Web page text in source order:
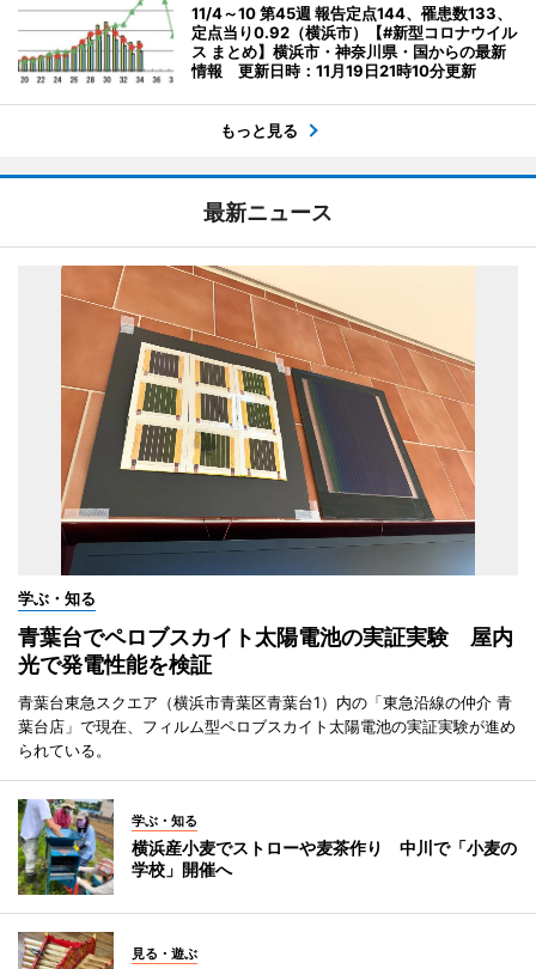
11/4～10 第45週 報告定点144、罹患数133、
定点当り0.92（横浜市）【#新型コロナウイル
ス まとめ】横浜市・神奈川県・国からの最新
情報 更新日時：11月19日21時10分更新
もっと見る
最新ニュース
学ぶ・知る
青葉台でペロブスカイト太陽電池の実証実験 屋内
光で発電性能を検証
青葉台東急スクエア（横浜市青葉区青葉台1）内の「東急沿線の仲介 青
葉台店」で現在、フィルム型ペロブスカイト太陽電池の実証実験が進め
られている。
学ぶ・知る
横浜産小麦でストローや麦茶作り 中川で「小麦の
学校」開催へ
見る・遊ぶ